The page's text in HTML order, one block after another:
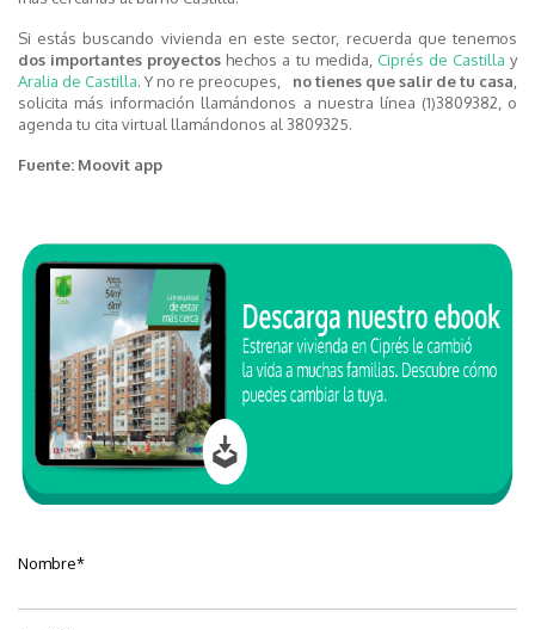
Si estás buscando vivienda en este sector, recuerda que tenemos
dos importantes proyectos hechos a tu medida, Ciprés de Castilla y
Aralia de Castilla. Y no re preocupes, no tienes que salir de tu casa
solicita más información llamándonos a nuestra línea (1)3809382, o
agenda tu cita virtual llamándonos al 3809325.
Fuente: Moovit app
Nombre*